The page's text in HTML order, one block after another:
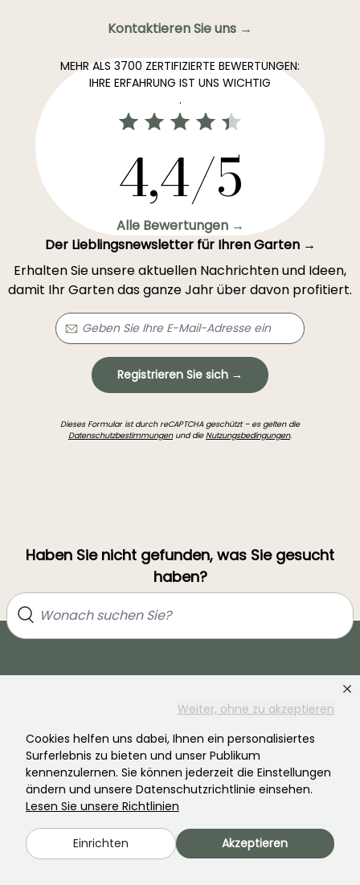
Weiter, ohne zu akzeptieren
Cookies helfen uns dabei, Ihnen ein personalisiertes
Surferlebnis zu bieten und unser Publikum
kennenzulernen. Sie können jederzeit die Einstellungen
ändern und unsere Datenschutzrichtlinie einsehen.
Lesen Sie unsere Richtlinien
Einrichten Akzeptieren
Kontaktieren Sie uns →
MEHR ALS 3700 ZERTIFIZIERTE BEWERTUNGEN:
IHRE ERFAHRUNG IST UNS WICHTIG
.
4,4/5
Alle Bewertungen →
Der Lieblingsnewsletter für Ihren Garten →
Erhalten Sie unsere aktuellen Nachrichten und Ideen,
damit Ihr Garten das ganze Jahr über davon profitiert.
Registrieren Sie sich →
Dieses Formular ist durch reCAPTCHA geschützt – es gelten die
Datenschutzbestimmungenund dieNutzungsbedingungen.
Haben Sie nicht gefunden, was Sie gesucht
haben?
Treten Sie der Community der Pflanzenverrückten bei!